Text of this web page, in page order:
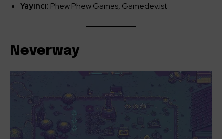
Yayıncı: Phew Phew Games, Gamedev.ist
Neverway